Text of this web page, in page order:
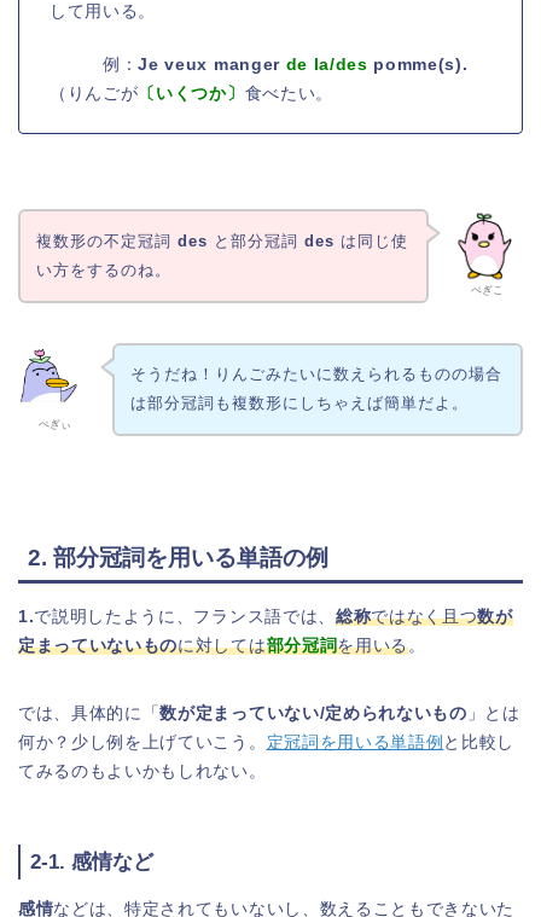
して用いる。
例：Je veux manger de la/des pomme(s).
（りんごが 〔いくつか〕 食べたい。
ぺぎこ
複数形の不定冠詞 des と部分冠詞 des は同じ使
い方をするのね。
ぺぎぃ
そうだね！りんごみたいに数えられるものの場合
は部分冠詞も複数形にしちゃえば簡単だよ。
2. 部分冠詞を用いる単語の例
1.で説明したように、フランス語では、 総称ではなく且つ数が
定まっていないものに対しては部分冠詞を用いる。
では、具体的に「数が定まっていない/定められないもの 」とは
何か？少し例を上げていこう。 定冠詞を用いる単語例 と比較し
てみるのもよいかもしれない。
2-1. 感情など
感情などは、特定されてもいないし、数えることもできないた